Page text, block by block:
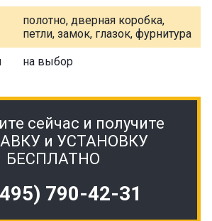
полотно, дверная коробка,
петли, замок, глазок, фурнитура
на выбор
сейчас и получите
и УСТАНОВКУ
БЕСПЛАТНО
790-42-31